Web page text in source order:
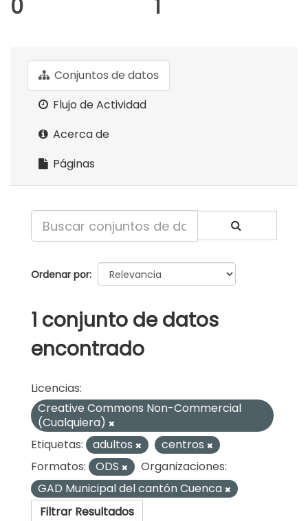
0 1
Conjuntos de datos
Flujo de Actividad
Acerca de
Páginas
Ordenar por
1 conjunto de datos
encontrado
Licencias:
Creative Commons Non-Commercial
(Cualquiera)
Etiquetas:
adultos
centros
Formatos:
ODS
Organizaciones:
GAD Municipal del cantón Cuenca
Filtrar Resultados